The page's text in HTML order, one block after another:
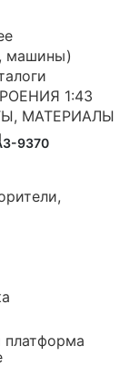
машины)
1:43
МАТЕРИАЛЫ
9370
платформа